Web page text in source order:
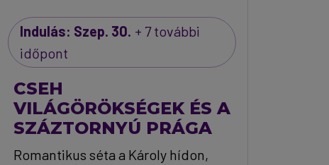
Indulás: Szep. 30. + 7 további
időpont
CSEH
VILÁGÖRÖKSÉGEK ÉS A
SZÁZTORNYÚ PRÁGA
Romantikus séta a Károly hídon,